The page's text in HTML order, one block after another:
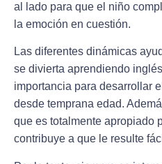
al lado para que el niño
la emoción en cuestión.
Las diferentes dinámicas
se divierta aprendiendo
importancia para desarrollar
desde temprana edad.
que es totalmente apropiado
contribuye a que le resulte